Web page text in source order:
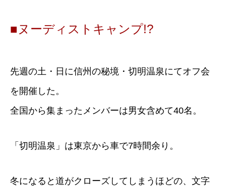
■ヌーディストキャンプ!?
先週の土・日に信州の秘境・切明温泉にてオフ会
を開催した。
全国から集まったメンバーは男女含めて40名。
「切明温泉」は東京から車で7時間余り。
冬になると道がクローズしてしまうほどの、文字